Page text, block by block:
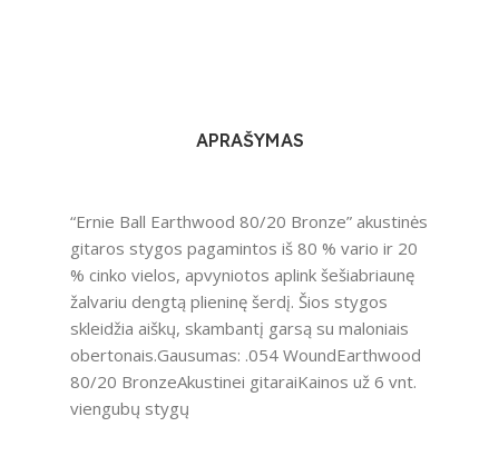
APRAŠYMAS
“Ernie Ball Earthwood 80/20 Bronze” akustinės
gitaros stygos pagamintos iš 80 % vario ir 20
% cinko vielos, apvyniotos aplink šešiabriaunę
žalvariu dengtą plieninę šerdį. Šios stygos
skleidžia aiškų, skambantį garsą su maloniais
obertonais.Gausumas: .054 WoundEarthwood
80/20 BronzeAkustinei gitaraiKainos už 6 vnt.
viengubų stygų